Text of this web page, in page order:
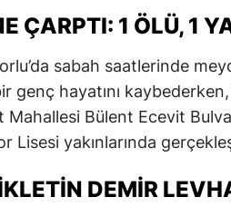
ÇARPTI: 1 ÖLÜ, 1
sabah saatlerinde
genç hayatını
Mahallesi Bülent Ecevit
Lisesi yakınlarında
DEMIR